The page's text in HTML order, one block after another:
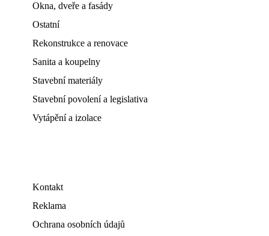
Okna, dveře a fasády
Ostatní
Rekonstrukce a renovace
Sanita a koupelny
Stavební materiály
Stavební povolení a legislativa
Vytápění a izolace
Kontakt
Reklama
Ochrana osobních údajů